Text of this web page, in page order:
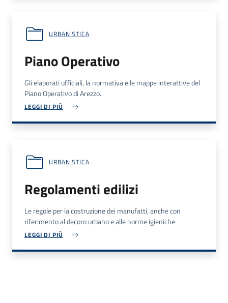
URBANISTICA
Piano Operativo
Gli elaborati ufficiali, la normativa e le mappe interattive del
Piano Operativo di Arezzo.
LEGGI DI PIÙ
URBANISTICA
Regolamenti edilizi
Le regole per la costruzione dei manufatti, anche con
riferimento al decoro urbano e alle norme igieniche
LEGGI DI PIÙ